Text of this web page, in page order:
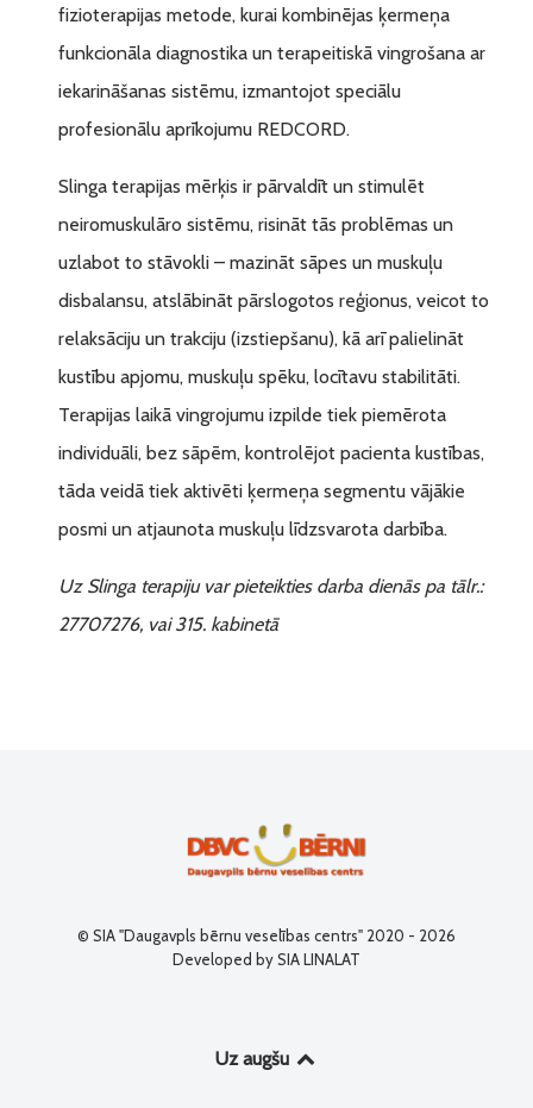
fizioterapijas metode, kurai kombinējas ķermeņa
funkcionāla diagnostika un terapeitiskā vingrošana ar
iekarināšanas sistēmu, izmantojot speciālu
profesionālu aprīkojumu REDCORD.
Slinga terapijas mērķis ir pārvaldīt un stimulēt
neiromuskulāro sistēmu, risināt tās problēmas un
uzlabot to stāvokli – mazināt sāpes un muskuļu
disbalansu, atslābināt pārslogotos reģionus, veicot to
relaksāciju un trakciju (izstiepšanu), kā arī palielināt
kustību apjomu, muskuļu spēku, locītavu stabilitāti.
Terapijas laikā vingrojumu izpilde tiek piemērota
individuāli, bez sāpēm, kontrolējot pacienta kustības,
tāda veidā tiek aktivēti ķermeņa segmentu vājākie
posmi un atjaunota muskuļu līdzsvarota darbība.
Uz Slinga terapiju var pieteikties darba dienās pa tālr.:
27707276, vai 315. kabinetā
© SIA "Daugavpls bērnu veselības centrs" 2020 - 2026
Developed by SIA LINALAT
Uz augšu